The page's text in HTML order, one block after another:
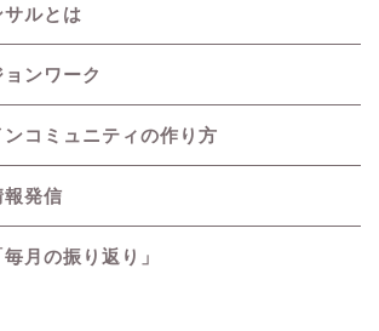
ルとは
ンワーク
ンコミュニティの作り方
発信
月の振り返り」